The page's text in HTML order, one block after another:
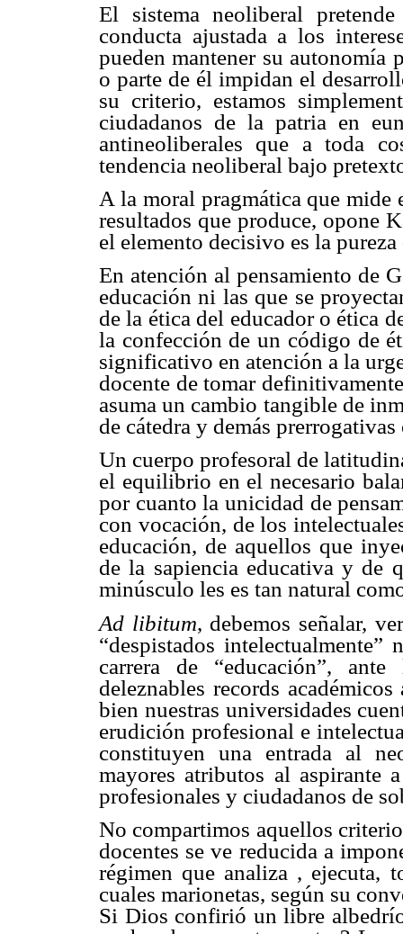
El sistema neoliberal
conducta ajustada a los
pueden mantener su autonomía
o parte de él impidan el
su criterio, estamos
ciudadanos de la patria en
antineoliberales que a toda
tendencia neoliberal bajo
A la moral pragmática que
resultados que produce, opone
el elemento decisivo es la
En atención al pensamiento de
educación ni las que se
de la ética del educador o ética
la confección de un código de
significativo en atención a la
docente de tomar
asuma un cambio tangible de
de cátedra y demás
Un cuerpo profesoral de
el equilibrio en el necesario
por cuanto la unicidad de
con vocación, de los
educación, de aquellos que
de la sapiencia educativa y de
minúsculo les es tan natural
Ad libitum, debemos señalar,
“despistados
carrera de “educación”,
deleznables records
bien nuestras universidades
erudición profesional e
constituyen una entrada al
mayores atributos al aspirante
profesionales y ciudadanos de
No compartimos aquellos
docentes se ve reducida a
régimen que analiza , ejecuta,
cuales marionetas, según su
Si Dios confirió un libre